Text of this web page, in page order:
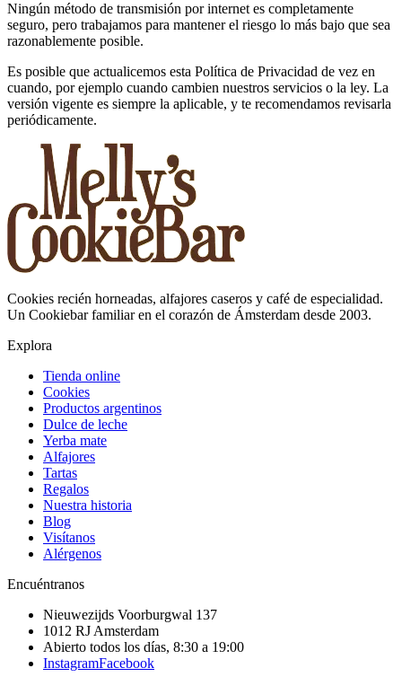
Ningún método de transmisión por internet es completamente
seguro, pero trabajamos para mantener el riesgo lo más bajo que sea
razonablemente posible.
Es posible que actualicemos esta Política de Privacidad de vez en
cuando, por ejemplo cuando cambien nuestros servicios o la ley. La
versión vigente es siempre la aplicable, y te recomendamos revisarla
periódicamente.
Cookies recién horneadas, alfajores caseros y café de especialidad.
Un Cookiebar familiar en el corazón de Ámsterdam desde 2003.
Explora
Tienda online
Cookies
Productos argentinos
Dulce de leche
Yerba mate
Alfajores
Tartas
Regalos
Nuestra historia
Blog
Visítanos
Alérgenos
Encuéntranos
Nieuwezijds Voorburgwal 137
1012 RJ Amsterdam
Abierto todos los días, 8:30 a 19:00
InstagramFacebook